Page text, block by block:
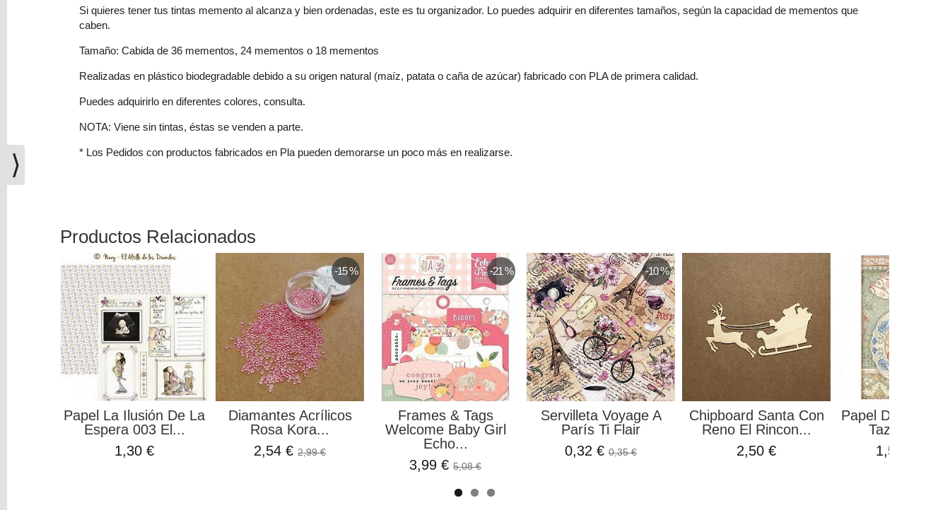
Carrito
Instagram
Facebook
Youtube
Si quieres tener tus tintas memento al alcanza y bien ordenadas, este es tu organizador. Lo puedes adquirir en diferentes tamaños, según la capacidad de mementos que
caben.
Tamaño: Cabida de 36 mementos, 24 mementos o 18 mementos
Realizadas en plástico biodegradable debido a su origen natural (maíz, patata o caña de azúcar) fabricado con PLA de primera calidad.
Puedes adquirirlo en diferentes colores, consulta.
NOTA: Viene sin tintas, éstas se venden a parte.
* Los Pedidos con productos fabricados en Pla pueden demorarse un poco más en realizarse.
Productos Relacionados
Papel La Ilusión De La
Espera 003 El...
1,30 €
-15 %
Diamantes Acrílicos
Rosa Kora...
2,54 €2,99 €
-21 %
Frames & Tags
Welcome Baby Girl
Echo...
3,99 €5,08 €
-10 %
Servilleta Voyage A
París Ti Flair
0,32 €0,35 €
Chipboard Santa Con
Reno El Rincon...
2,50 €
Papel De Arroz
Tazas
1,50 €
⟩